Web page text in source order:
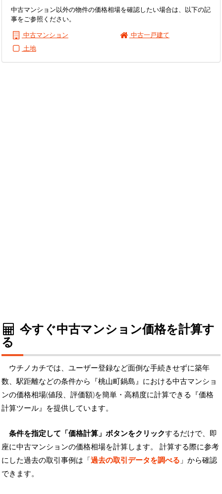
中古マンション以外の物件の価格相場を確認したい場合は、以下の記
事をご参照ください。
中古マンション
中古一戸建て
土地
今すぐ中古マンション価格を計算す
る
ウチノカチでは、ユーザー登録など面倒な手続きせずに築年
数、駅距離などの条件から『桃山町鍋島』における中古マンショ
ンの価格相場(値段、評価額)を簡単・高精度に計算できる『価格
計算ツール』を提供しています。
条件を指定して「価格計算」ボタンをクリックするだけで、即
座に中古マンションの価格相場を計算します。 計算する際に参考
にした過去の取引事例は「過去の取引データを調べる 」から確認
できます。